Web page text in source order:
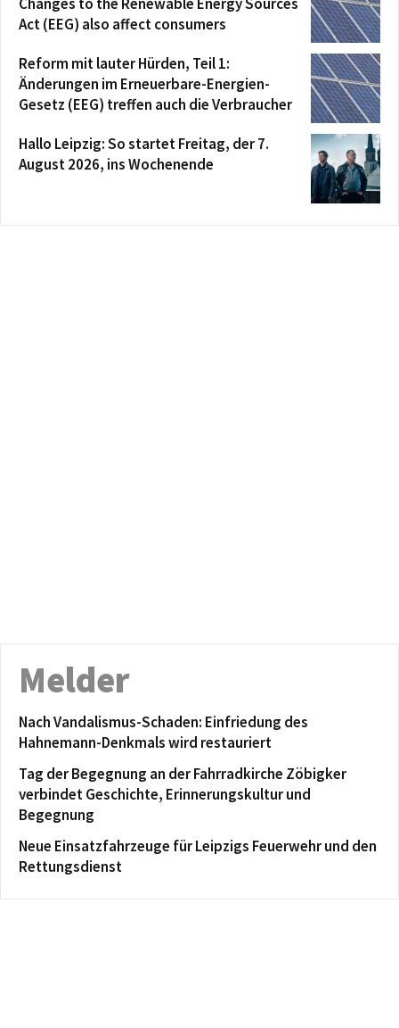
Act (EEG) also affect consumers
Reform mit lauter Hürden, Teil 1:
Änderungen im Erneuerbare-Energien-
Gesetz (EEG) treffen auch die Verbraucher
Hallo Leipzig: So startet Freitag, der 7.
August 2026, ins Wochenende
Melder
Nach Vandalismus-Schaden: Einfriedung des
Hahnemann-Denkmals wird restauriert
Tag der Begegnung an der Fahrradkirche Zöbigker
verbindet Geschichte, Erinnerungskultur und
Begegnung
Neue Einsatzfahrzeuge für Leipzigs Feuerwehr und den
Rettungsdienst